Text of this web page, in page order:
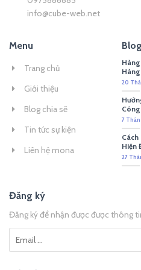
info@cube-web.net
Menu
Trang chủ
Giới thiệu
Blog chia sẽ
Tin tức sự kiện
Liên hệ mona
20
7
Hiện
27
Đăng ký
Đăng ký để nhận được được thông